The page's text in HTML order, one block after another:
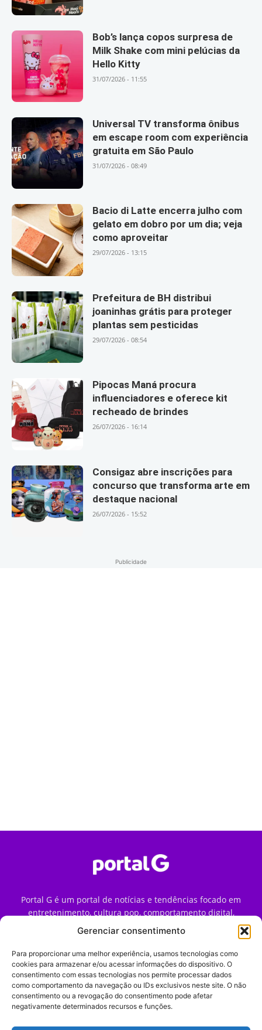
Gerenciar consentimento
Para proporcionar uma melhor experiência, usamos tecnologias como
cookies para armazenar e/ou acessar informações do dispositivo. O
consentimento com essas tecnologias nos permite processar dados
como comportamento da navegação ou IDs exclusivos neste site. O não
consentimento ou a revogação do consentimento pode afetar
negativamente determinados recursos e funções.
Bob’s lança copos surpresa de
Milk Shake com mini pelúcias da
Hello Kitty
31/07/2026 - 11:55
Universal TV transforma ônibus
em escape room com experiência
gratuita em São Paulo
31/07/2026 - 08:49
Bacio di Latte encerra julho com
gelato em dobro por um dia; veja
como aproveitar
29/07/2026 - 13:15
Prefeitura de BH distribui
joaninhas grátis para proteger
plantas sem pesticidas
29/07/2026 - 08:54
Pipocas Maná procura
influenciadores e oferece kit
recheado de brindes
26/07/2026 - 16:14
Consigaz abre inscrições para
concurso que transforma arte em
destaque nacional
26/07/2026 - 15:52
Publicidade
Portal G é um portal de notícias e tendências focado em
entretenimento, cultura pop, comportamento digital,
streaming, games e iniciativas de marca que impactam a
forma como o público vive e consome internet no Brasil.
Contato:contato@portalg.com.br